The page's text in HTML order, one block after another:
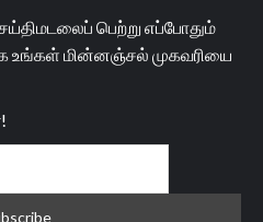
பெற்று எப்போதும்
உங்கள் மின்னஞ்சல் முகவரியை